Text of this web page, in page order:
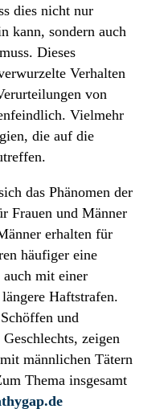
dies nicht nur
kann, sondern auch
Dieses
Verhalten
von
Vielmehr
die auf die
das Phänomen der
Frauen und Männer
erhalten für
häufiger eine
mit einer
Haftstrafen.
und
zeigen
männlichen Tätern
Thema insgesamt